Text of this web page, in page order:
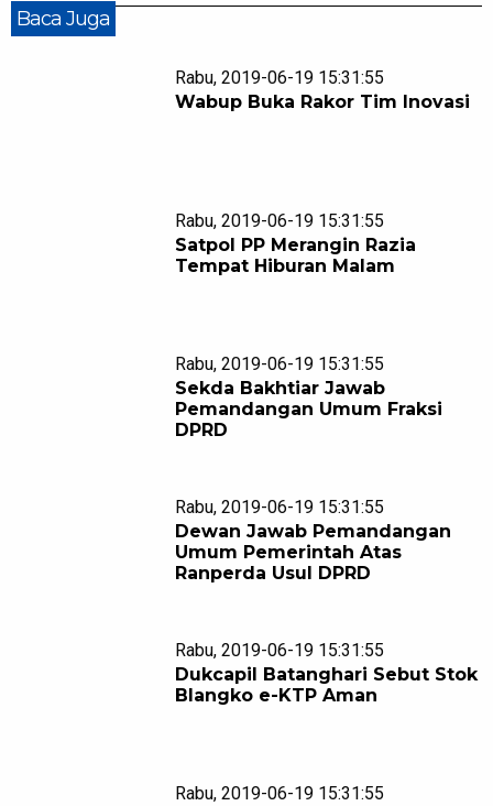
Baca Juga
Rabu, 2019-06-19 15:31:55
Wabup Buka Rakor Tim Inovasi
Rabu, 2019-06-19 15:31:55
Satpol PP Merangin Razia
Tempat Hiburan Malam
Rabu, 2019-06-19 15:31:55
Sekda Bakhtiar Jawab
Pemandangan Umum Fraksi
DPRD
Rabu, 2019-06-19 15:31:55
Dewan Jawab Pemandangan
Umum Pemerintah Atas
Ranperda Usul DPRD
Rabu, 2019-06-19 15:31:55
Dukcapil Batanghari Sebut Stok
Blangko e-KTP Aman
Rabu, 2019-06-19 15:31:55